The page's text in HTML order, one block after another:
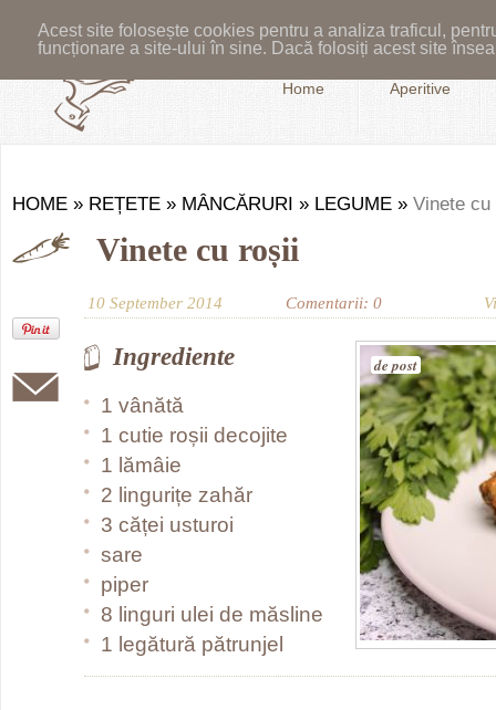
Acest site folosește cookies pentru a analiza traficul,
funcționare a site-ului în sine. Dacă folosiți acest site
Home Aperitive
HOME » REȚETE » MÂNCĂRURI » LEGUME » Vinete cu
Vinete cu roșii
10 September 2014 Comentarii: 0
de post
Ingrediente
1 vânătă
1 cutie roșii decojite
1 lămâie
2 lingurițe zahăr
3 căței usturoi
sare
piper
8 linguri ulei de măsline
1 legătură pătrunjel